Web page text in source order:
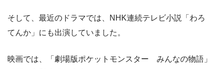
そして、最近のドラマでは、NHK連続テレビ小説「わろ
てんか」にも出演していました。
映画では、「劇場版ポケットモンスター みんなの物語」